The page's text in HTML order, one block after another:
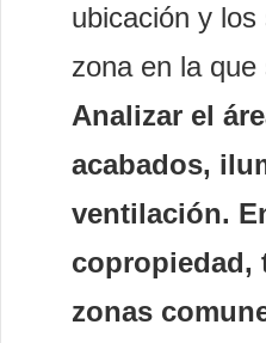
ubicación y
zona en la
Analizar el
acabados,
ventilación.
copropiedad,
zonas